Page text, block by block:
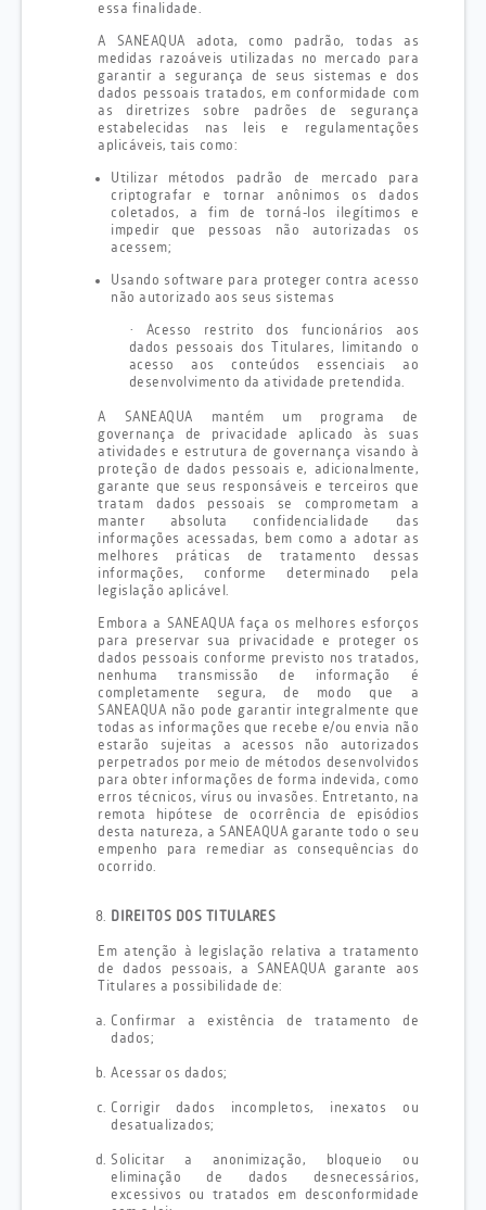
essa finalidade.
A SANEAQUA adota, como padrão, todas as
medidas razoáveis ​​utilizadas no mercado para
garantir a segurança de seus sistemas e dos
dados pessoais tratados, em conformidade com
as diretrizes sobre padrões de segurança
estabelecidas nas leis e regulamentações
aplicáveis, tais como:
Utilizar métodos padrão de mercado para
criptografar e tornar anônimos os dados
coletados, a fim de torná-los ilegítimos e
impedir que pessoas não autorizadas os
acessem;
Usando software para proteger contra acesso
não autorizado aos seus sistemas
·
Acesso restrito dos funcionários aos
dados pessoais dos Titulares, limitando o
acesso aos conteúdos essenciais ao
desenvolvimento da atividade pretendida.
A SANEAQUA mantém um programa de
governança de privacidade aplicado às suas
atividades e estrutura de governança visando à
proteção de dados pessoais e, adicionalmente,
garante que seus responsáveis ​​e terceiros que
tratam dados pessoais se comprometam a
manter absoluta confidencialidade das
informações acessadas, bem como a adotar as
melhores práticas de tratamento dessas
informações, conforme determinado pela
legislação aplicável.
Embora a SANEAQUA faça os melhores esforços
para preservar sua privacidade e proteger os
dados pessoais conforme previsto nos tratados,
nenhuma transmissão de informação é
completamente segura, de modo que a
SANEAQUA não pode garantir integralmente que
todas as informações que recebe e/ou envia não
estarão sujeitas a acessos não autorizados
perpetrados por meio de métodos desenvolvidos
para obter informações de forma indevida, como
erros técnicos, vírus ou invasões. Entretanto, na
remota hipótese de ocorrência de episódios
desta natureza, a SANEAQUA garante todo o seu
empenho para remediar as consequências do
ocorrido.
DIREITOS DOS TITULARES
Em atenção à legislação relativa a tratamento
de dados pessoais, a SANEAQUA garante aos
Titulares a possibilidade de:
Confirmar a existência de tratamento de
dados;
Acessar os dados;
Corrigir dados incompletos, inexatos ou
desatualizados;
Solicitar a anonimização, bloqueio ou
eliminação de dados desnecessários,
excessivos ou tratados em desconformidade